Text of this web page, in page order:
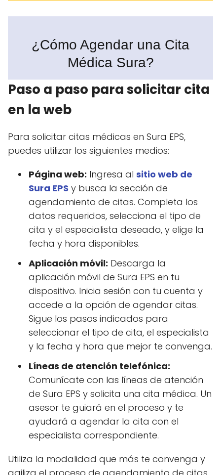
¿Cómo Agendar una Cita
Médica Sura?
Paso a paso para solicitar cita
en la web
Para solicitar citas médicas en Sura EPS,
puedes utilizar los siguientes medios:
Página web: Ingresa al sitio web de
Sura EPS y busca la sección de
agendamiento de citas. Completa los
datos requeridos, selecciona el tipo de
cita y el especialista deseado, y elige la
fecha y hora disponibles.
Aplicación móvil: Descarga la
aplicación móvil de Sura EPS en tu
dispositivo. Inicia sesión con tu cuenta y
accede a la opción de agendar citas.
Sigue los pasos indicados para
seleccionar el tipo de cita, el especialista
y la fecha y hora que mejor te convenga.
Líneas de atención telefónica:
Comunícate con las líneas de atención
de Sura EPS y solicita una cita médica. Un
asesor te guiará en el proceso y te
ayudará a agendar la cita con el
especialista correspondiente.
Utiliza la modalidad que más te convenga y